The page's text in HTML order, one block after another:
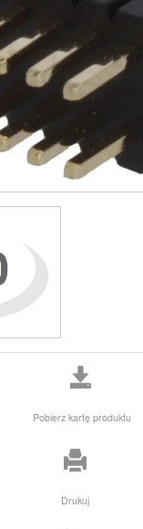
Pobierz kartę produktu
Drukuj